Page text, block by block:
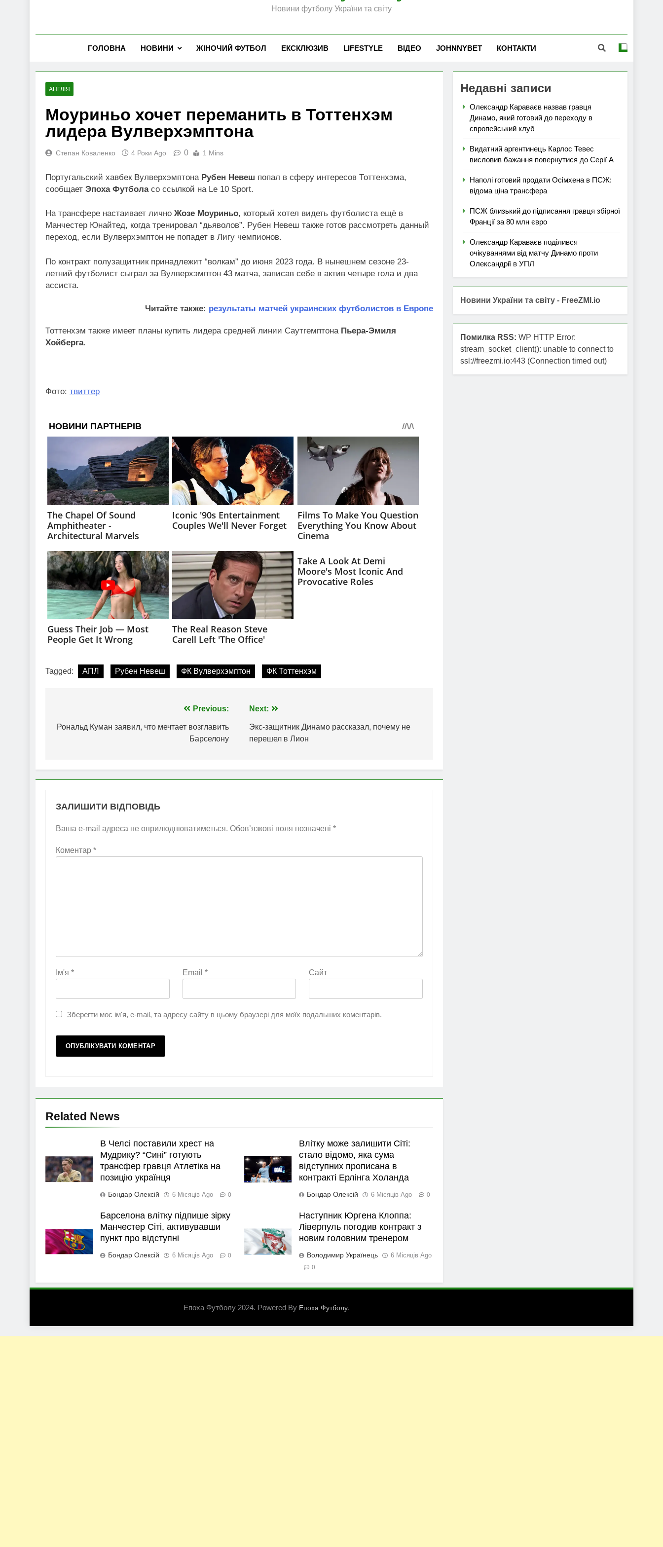
Новини футболу України та світу
ГОЛОВНА НОВИНИ ЖІНОЧИЙ ФУТБОЛ ЕКСКЛЮЗИВ LIFESTYLE ВІДЕО JOHNNYBET КОНТАКТИ
АНГЛІЯ
Моуриньо хочет переманить в Тоттенхэм
лидера Вулверхэмптона
Степан Коваленко 4 Роки Ago 0 1 Mins
Португальский хавбек Вулверхэмптона Рубен Невеш попал в сферу интересов Тоттенхэма,
сообщает Эпоха Футболасо ссылкой на Le 10 Sport.
На трансфере настаивает лично Жозе Моуриньо, который хотел видеть футболиста ещё в
Манчестер Юнайтед, когда тренировал “дьяволов”. Рубен Невеш также готов рассмотреть данный
переход, если Вулверхэмптон не попадет в Лигу чемпионов.
По контракт полузащитник принадлежит “волкам” до июня 2023 года. В нынешнем сезоне 23-
летний футболист сыграл за Вулверхэмптон 43 матча, записав себе в актив четыре гола и два
ассиста.
Читайте также: результаты матчей украинских футболистов в Европе
Тоттенхэм также имеет планы купить лидера средней линии Саутгемптона Пьера-Эмиля
Хойберга.
Фото: твиттер
Tagged: АПЛ Рубен Невеш ФК Вулверхэмптон ФК Тоттенхэм
записів
Previous:
Рональд Куман заявил, что мечтает возглавить
Барселону
Next:
Экс-защитник Динамо рассказал, почему не
перешел в Лион
ЗАЛИШИТИ ВІДПОВІДЬ
Ваша e-mail адреса не оприлюднюватиметься. Обов’язкові поля позначені *
Коментар *
Ім'я * Email * Сайт
Зберегти моє ім'я, e-mail, та адресу сайту в цьому браузері для моїх подальших коментарів.
Related News
В Челсі поставили хрест на
Мудрику? “Сині” готують
трансфер гравця Атлетіка на
позицію українця
Бондар Олексій 6 Місяців Ago 0
Влітку може залишити Сіті:
стало відомо, яка сума
відступних прописана в
контракті Ерлінга Холанда
Бондар Олексій 6 Місяців Ago 0
Барселона влітку підпише зірку
Манчестер Сіті, активувавши
пункт про відступні
Бондар Олексій 6 Місяців Ago 0
Наступник Юргена Клоппа:
Ліверпуль погодив контракт з
новим головним тренером
Володимир Українець 6 Місяців Ago
0
Недавні записи
Олександр Караваєв назвав гравця
Динамо, який готовий до переходу в
європейський клуб
Видатний аргентинець Карлос Тевес
висловив бажання повернутися до Серії А
Наполі готовий продати Осімхена в ПСЖ:
відома ціна трансфера
ПСЖ близький до підписання гравця збірної
Франції за 80 млн євро
Олександр Караваєв поділився
очікуваннями від матчу Динамо проти
Олександрії в УПЛ
Новини України та світу - FreeZMI.io
Помилка RSS: WP HTTP Error:
stream_socket_client(): unable to connect to
ssl://freezmi.io:443 (Connection timed out)
Епоха Футболу 2024. Powered By Епоха Футболу.